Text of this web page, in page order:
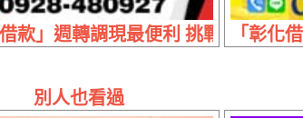
證優惠
借款」週轉調現最便利 挑戰最低利 |
「彰化
別人也看過